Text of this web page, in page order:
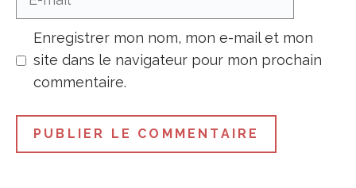
Enregistrer mon nom, mon e-mail et mon
site dans le navigateur pour mon prochain
commentaire.